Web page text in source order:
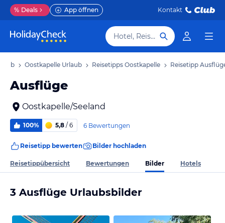
% Deals App öffnen Kontakt
Hotel, Reiseziel
Oostkapelle Urlaub Reisetipps Oostkapelle Reisetipp
Ausflüge
Oostkapelle/Seeland
100% 5,8 / 6 6 Bewertungen
Reisetipp bewerten Bilder hochladen
Reisetippübersicht Bewertungen Bilder Hotels
3 Ausflüge Urlaubsbilder